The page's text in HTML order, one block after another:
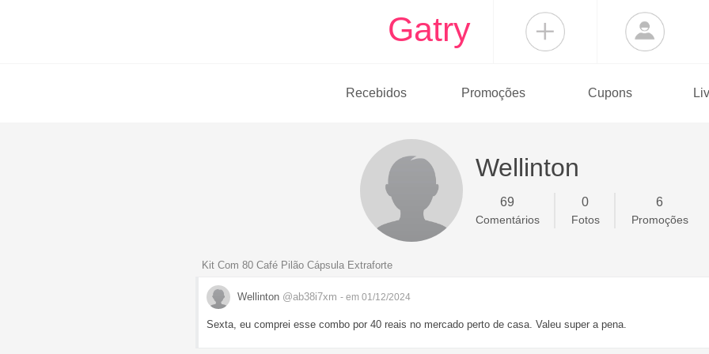
Gatry
Recebidos Promoções Cupons
Wellinton
69
Comentários
0
Fotos
6
Promoções
Kit Com 80 Café Pilão Cápsula Extraforte
Wellinton @ab38i7xm - em 01/12/2024
Sexta, eu comprei esse combo por 40 reais no mercado perto de casa. Valeu super a pena.